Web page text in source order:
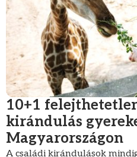
10+1
kirándulás
Magyarországon
A családi kirándulások